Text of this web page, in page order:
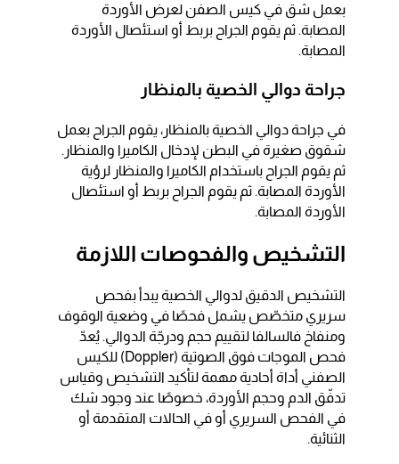
بعمل شق في كيس الصفن لعرض الأوردة
المصابة. ثم يقوم الجراح بربط أو استئصال الأوردة
المصابة.
جراحة دوالي الخصية بالمنظار
في جراحة دوالي الخصية بالمنظار، يقوم الجراح بعمل
شقوق صغيرة في البطن لإدخال الكاميرا والمنظار.
ثم يقوم الجراح باستخدام الكاميرا والمنظار لرؤية
الأوردة المصابة. ثم يقوم الجراح بربط أو استئصال
الأوردة المصابة.
التشخيص والفحوصات اللازمة
التشخيص الدقيق لدوالي الخصية يبدأ بفحص
سريري متخصّص يشمل فحصًا في وضعية الوقوف
ومنفاخ فالسالفا لتقييم حجم ودرجّة الدوالي. يُعدّ
فحص الموجات فوق الصوتية (Doppler) للكيس
الصفني أداة أحادية مهمة لتأكيد التشخيص وقياس
تدفّق الدم وحجم الأوردة، خصوصًا عند وجود شك
في الفحص السريري أو في الحالات المتقدمة أو
الثنائية.